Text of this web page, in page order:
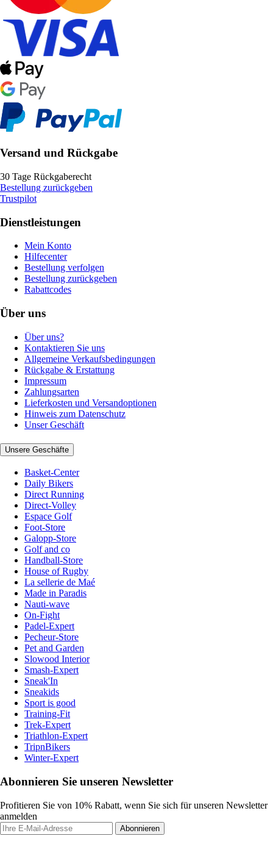
Versand und Rückgabe
30 Tage Rückgaberecht
Bestellung zurückgeben
Trustpilot
Dienstleistungen
Mein Konto
Hilfecenter
Bestellung verfolgen
Bestellung zurückgeben
Rabattcodes
Über uns
Über uns?
Kontaktieren Sie uns
Allgemeine Verkaufsbedingungen
Rückgabe & Erstattung
Impressum
Zahlungsarten
Lieferkosten und Versandoptionen
Hinweis zum Datenschutz
Unser Geschäft
Unsere Geschäfte
Basket-Center
Daily Bikers
Direct Running
Direct-Volley
Espace Golf
Foot-Store
Galopp-Store
Golf and co
Handball-Store
House of Rugby
La sellerie de Maé
Made in Paradis
Nauti-wave
On-Fight
Padel-Expert
Pecheur-Store
Pet and Garden
Slowood Interior
Smash-Expert
Sneak'In
Sneakids
Sport is good
Training-Fit
Trek-Expert
Triathlon-Expert
TripnBikers
Winter-Expert
Abonnieren Sie unseren Newsletter
Profitieren Sie von 10% Rabatt, wenn Sie sich für unseren Newsletter
anmelden
Abonnieren